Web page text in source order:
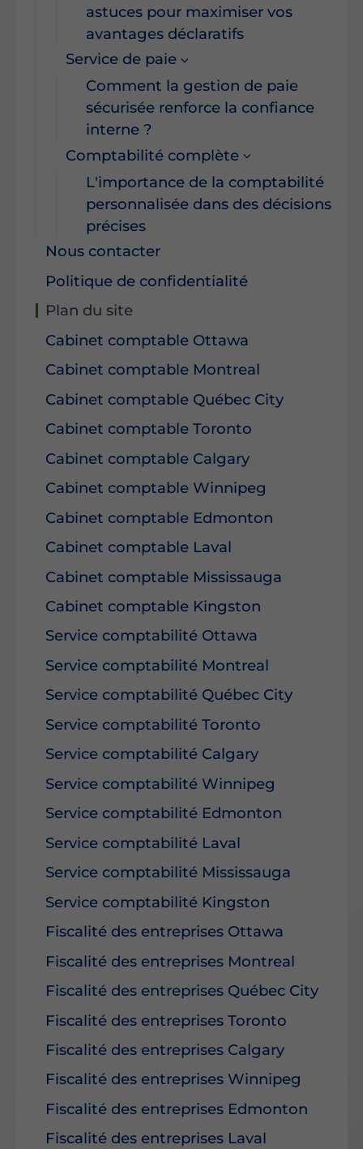
astuces pour maximiser vos
avantages déclaratifs
Service de paie
Comment la gestion de paie
sécurisée renforce la confiance
interne ?
Comptabilité complète
L'importance de la comptabilité
personnalisée dans des décisions
précises
Nous contacter
Politique de confidentialité
Plan du site
Cabinet comptable Ottawa
Cabinet comptable Montreal
Cabinet comptable Québec City
Cabinet comptable Toronto
Cabinet comptable Calgary
Cabinet comptable Winnipeg
Cabinet comptable Edmonton
Cabinet comptable Laval
Cabinet comptable Mississauga
Cabinet comptable Kingston
Service comptabilité Ottawa
Service comptabilité Montreal
Service comptabilité Québec City
Service comptabilité Toronto
Service comptabilité Calgary
Service comptabilité Winnipeg
Service comptabilité Edmonton
Service comptabilité Laval
Service comptabilité Mississauga
Service comptabilité Kingston
Fiscalité des entreprises Ottawa
Fiscalité des entreprises Montreal
Fiscalité des entreprises Québec City
Fiscalité des entreprises Toronto
Fiscalité des entreprises Calgary
Fiscalité des entreprises Winnipeg
Fiscalité des entreprises Edmonton
Fiscalité des entreprises Laval